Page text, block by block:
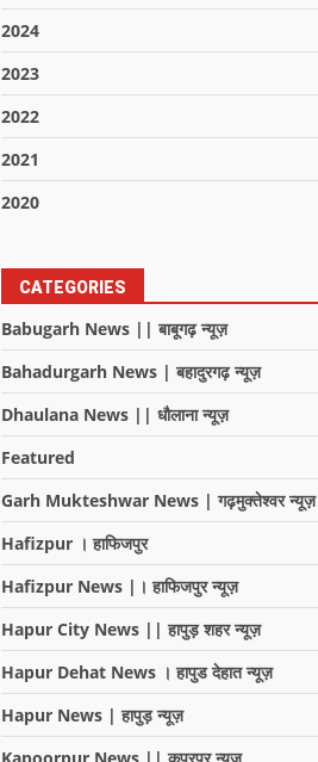
2024
2023
2022
2021
2020
CATEGORIES
Babugarh News || बाबूगढ़ न्यूज़
Bahadurgarh News | बहादुरगढ़ न्यूज़
Dhaulana News || धौलाना न्यूज़
Featured
Garh Mukteshwar News | गढ़मुक्तेश्वर न्यूज़
Hafizpur । हाफिजपुर
Hafizpur News |। हाफिजपुर न्यूज़
Hapur City News || हापुड़ शहर न्यूज़
Hapur Dehat News । हापुड देहात न्यूज़
Hapur News | हापुड़ न्यूज़